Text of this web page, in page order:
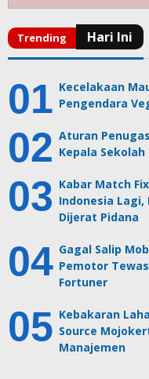
Kecelakaan
Pengendara
Aturan
Kepala
Kabar Match
Indonesia Lagi,
Dijerat Pidana
Gagal Salip
Pemotor
Fortuner
Kebakaran
Source
Manajemen